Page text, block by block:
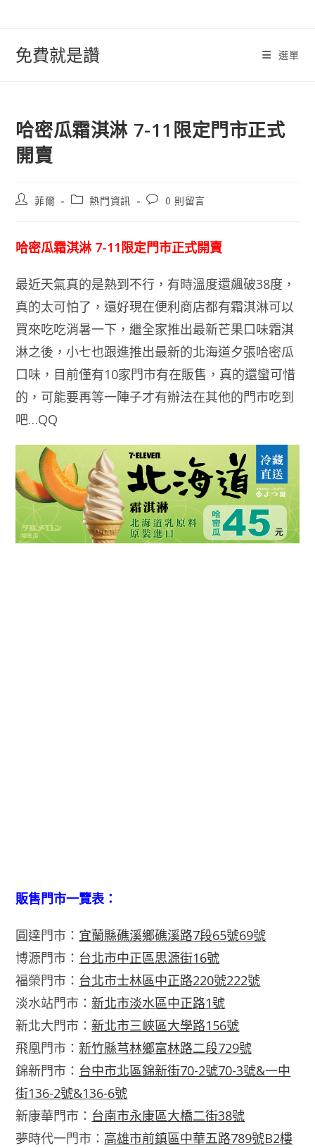
免費就是讚 選單
哈密瓜霜淇淋 7-11限定門市正式
開賣
文
者:
菲爾
文
別:
熱門資訊
文
論：
0 則留言
哈密瓜霜淇淋 7-11限定門市正式開賣
最近天氣真的是熱到不行，有時溫度還飆破38度，
真的太可怕了，還好現在便利商店都有霜淇淋可以
買來吃吃消暑一下，繼全家推出最新芒果口味霜淇
淋之後，小七也跟進推出最新的北海道夕張哈密瓜
口味，目前僅有10家門市有在販售，真的還蠻可惜
的，可能要再等一陣子才有辦法在其他的門市吃到
吧…QQ
販售門市一覽表：
圓達門市： 宜蘭縣礁溪鄉礁溪路7段65號69號
博源門市： 台北市中正區思源街16號
福榮門市： 台北市士林區中正路220號222號
淡水站門市：新北市淡水區中正路1號
新北大門市：新北市三峽區大學路156號
飛凰門市：新竹縣芎林鄉富林路二段729號
錦新門市： 台中市北區錦新街70-2號70-3號&一中
街136-2號&136-6號
新康華門市： 台南市永康區大橋二街38號
夢時代一門市： 高雄市前鎮區中華五路789號B2樓